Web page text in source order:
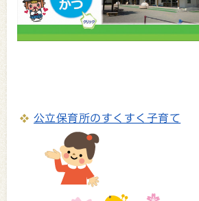
公立保育所のすくすく子育て